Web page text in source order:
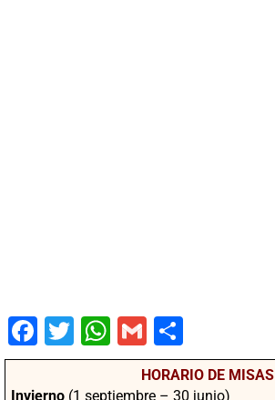
Fac
ebo
ok
Twit
ter
Wha
tsA
pp
Gm
ail
mpa
rtir
HORARIO DE MISAS
Invierno (1 septiembre – 30 junio)